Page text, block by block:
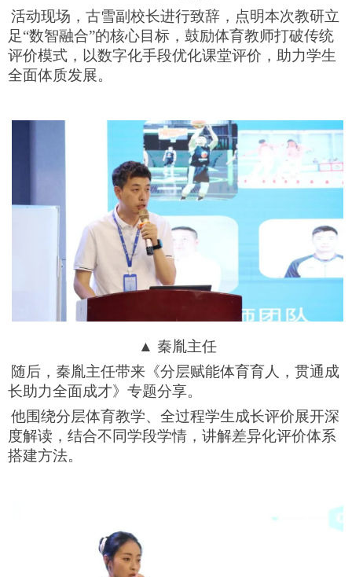
活动现场，古雪副校长进行致辞，点明本次教研立
足“数智融合”的核心目标，鼓励体育教师打破传统
评价模式，以数字化手段优化课堂评价，助力学生
全面体质发展。
▲ 秦胤主任
随后，秦胤主任带来《分层赋能体育育人，贯通成
长助力全面成才》专题分享。
他围绕分层体育教学、全过程学生成长评价展开深
度解读，结合不同学段学情，讲解差异化评价体系
搭建方法。